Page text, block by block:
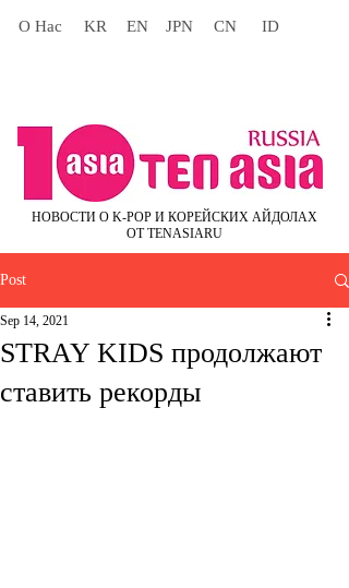
О Нас KR EN JPN CN ID
НОВОСТИ О K-POP И КОРЕЙСКИХ АЙДОЛАХ
ОТ TENASIARU
Post
STRAY KIDS продолжают
ставить рекорды
Sep 14, 2021